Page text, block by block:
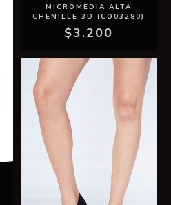
MICROMEDIA ALTA
CHENILLE 3D (CO03280)
$3.200